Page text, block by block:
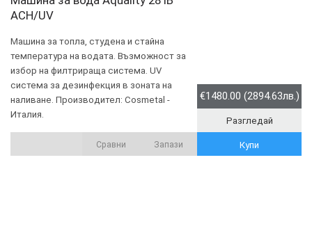
ACH/UV
Машина за топла, студена и стайна
температура на водата. Възможност за
избор на филтрираща система. UV
система за дезинфекция в зоната на
наливане. Производител: Cosmetal -
Италия.
€1480.00 (2894.63лв.)
Разгледай
Купи
Запази
Сравни